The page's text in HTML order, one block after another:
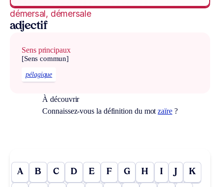
démersal, démersale
adjectif
Sens principaux
[Sens commun]
pélagique
À découvrir
Connaissez-vous la définition du motzaïre?
A B C D E F G H I J K